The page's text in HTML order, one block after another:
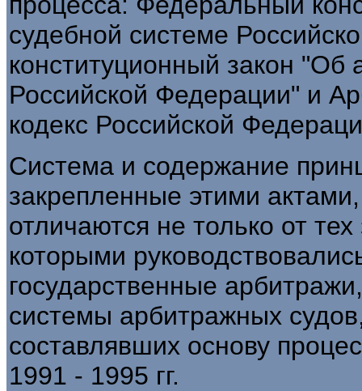
судебной системе
конституционный закон "Об
Российской Федерации" и
кодекс Российской
Система и содержание
закрепленные этими
отличаются не только от
которыми
государственные
системы арбитражных
составлявших основу
1991 - 1995 гг.